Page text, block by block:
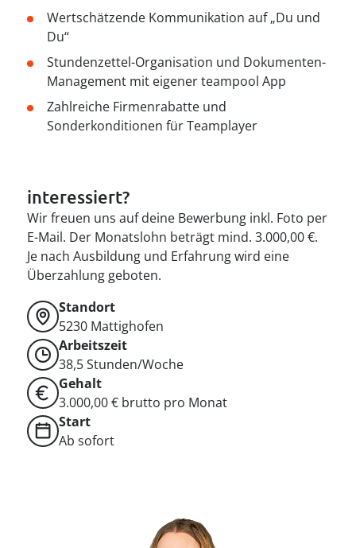
--
Wertschätzende Kommunikation auf „Du und
Du“
Stundenzettel-Organisation und Dokumenten-
Management mit eigener teampool App
Zahlreiche Firmenrabatte und
Sonderkonditionen für Teamplayer
interessiert?
Wir freuen uns auf deine Bewerbung inkl. Foto per
E-Mail. Der Monatslohn beträgt mind. 3.000,00 €.
Je nach Ausbildung und Erfahrung wird eine
Überzahlung geboten.
Standort
5230 Mattighofen
Arbeitszeit
38,5 Stunden/Woche
Gehalt
3.000,00 € brutto pro Monat
Start
Ab sofort